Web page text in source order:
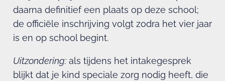
daarna definitief een plaats op deze school;
de officiële inschrijving volgt zodra het vier jaar
is en op school begint.
Uitzondering:als tijdens het intakegesprek
blijkt dat je kind speciale zorg nodig heeft, die